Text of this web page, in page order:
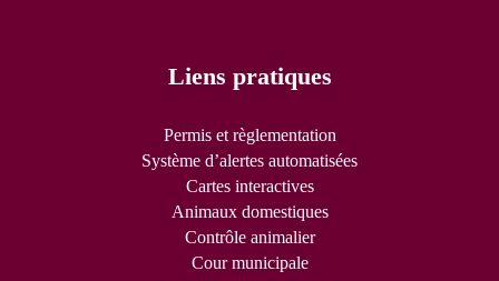
Liens pratiques
Permis et règlementation
Système d’alertes automatisées
Cartes interactives
Animaux domestiques
Contrôle animalier
Cour municipale